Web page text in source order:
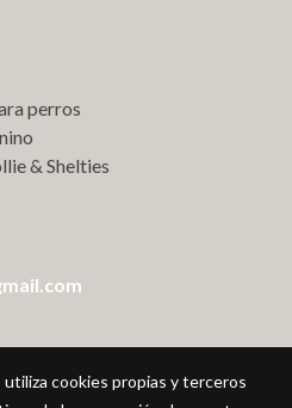
perros
& Shelties
utiliza cookies propias y terceros